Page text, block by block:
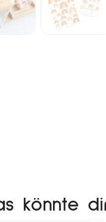
könnte